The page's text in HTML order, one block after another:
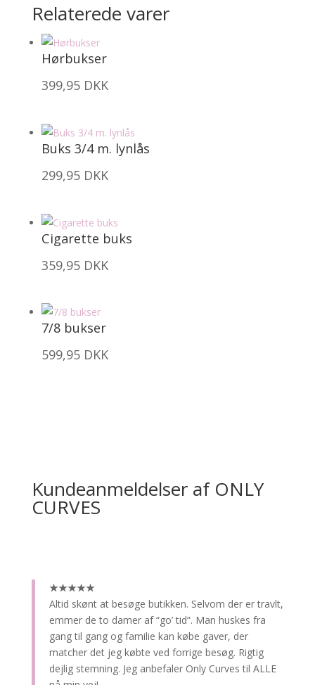
Relaterede varer
Hørbukser
399,95 DKK
Buks 3/4 m. lynlås
299,95 DKK
Cigarette buks
359,95 DKK
7/8 bukser
599,95 DKK
Kundeanmeldelser af ONLY
CURVES
★★★★★
Altid skønt at besøge butikken. Selvom der er travlt,
emmer de to damer af “go’ tid”. Man huskes fra
gang til gang og familie kan købe gaver, der
matcher det jeg købte ved forrige besøg. Rigtig
dejlig stemning. Jeg anbefaler Only Curves til ALLE